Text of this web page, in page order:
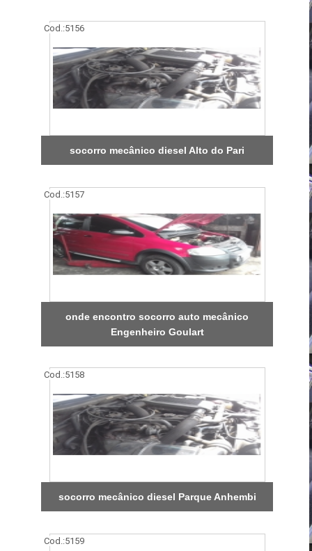
Cod.:5156
socorro mecânico diesel Alto do Pari
Cod.:5157
onde encontro socorro auto mecânico
Engenheiro Goulart
Cod.:5158
socorro mecânico diesel Parque Anhembi
Cod.:5159